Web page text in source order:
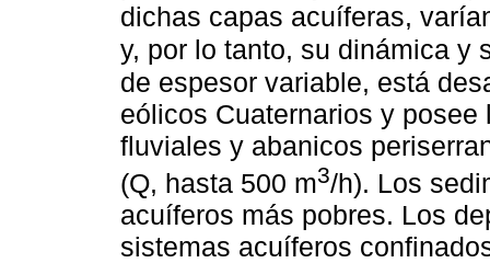
dichas capas acuíferas,
y, por lo tanto, su dinámica y
de espesor variable, está
eólicos Cuaternarios y
fluviales y abanicos
(Q, hasta 500 m3/h). Los
acuíferos más pobres. Los
sistemas acuíferos